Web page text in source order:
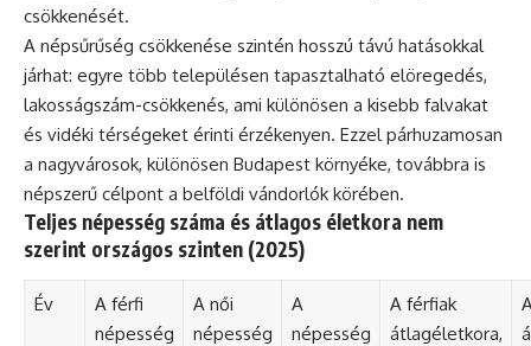
csökkenését.
A népsűrűség csökkenése szintén hosszú távú hatásokkal
járhat: egyre több településen tapasztalható elöregedés,
lakosságszám-csökkenés, ami különösen a kisebb falvakat
és vidéki térségeket érinti érzékenyen. Ezzel párhuzamosan
a nagyvárosok, különösen Budapest környéke, továbbra is
népszerű célpont a belföldi vándorlók körében.
Teljes népesség száma és átlagos életkora nem
szerint országos szinten (2025)
Év
A férfi
népesség
A női
népesség
A
népesség
A férfiak
átlagéletkora,